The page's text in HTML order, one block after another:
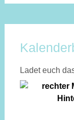
Ladet euch